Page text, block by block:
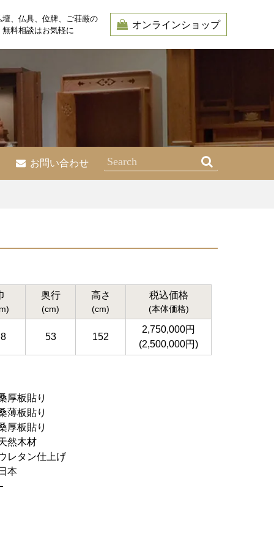
、仏具、位牌、ご荘厳の
料相談はお気軽に
オンラインショップ
お問い合わせ
奥行
(cm)
高さ
(cm)
税込価格
(本体価格)
53 152
2,750,000円
(2,500,000円)
厚板貼り
薄板貼り
厚板貼り
然木材
レタン仕上げ
日本